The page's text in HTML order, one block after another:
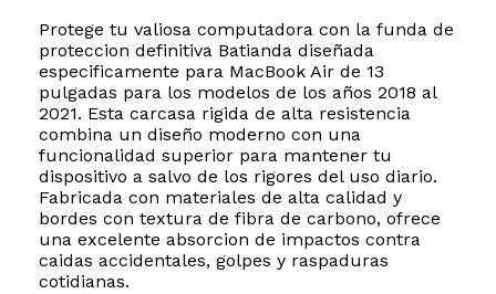
Protege tu valiosa computadora con la funda de
proteccion definitiva Batianda diseñada
especificamente para MacBook Air de 13
pulgadas para los modelos de los años 2018 al
2021. Esta carcasa rigida de alta resistencia
combina un diseño moderno con una
funcionalidad superior para mantener tu
dispositivo a salvo de los rigores del uso diario.
Fabricada con materiales de alta calidad y
bordes con textura de fibra de carbono, ofrece
una excelente absorcion de impactos contra
caidas accidentales, golpes y raspaduras
cotidianas.